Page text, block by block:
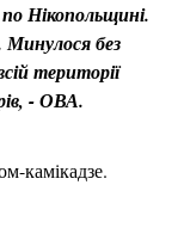
Нікопольщині.
без
території
- ОВА.
камікадзе.